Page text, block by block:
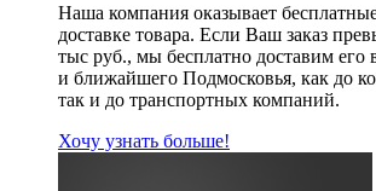
Наша компания оказывает
доставке товара. Если Ваш заказ
тыс руб., мы бесплатно доставим
и ближайшего Подмосковья, как до
так и до транспортных компаний.
Хочу узнать больше!